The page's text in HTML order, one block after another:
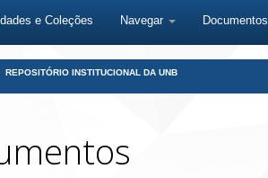
e Coleções Navegar Documentos
REPOSITÓRIO INSTITUCIONAL DA UNB